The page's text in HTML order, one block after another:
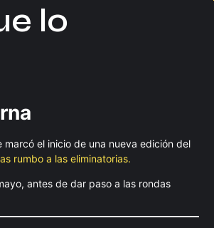
lo
el inicio de una nueva edición del
rumbo a las eliminatorias.
antes de dar paso a las rondas